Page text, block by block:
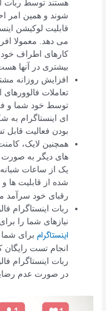
هستند توسط ربات
شوند و همین امر
قابلیت لوکیشن
می دهد. معمولا
کارهای اطراف خود
بیشتری در آنها
افزایش روزانه
تعاملات
توسط خود شما و
ای اینستاگرام به
بودن فعالیت
همچنین لایک،
های دیگر به صورت
یک از ساعات
شده از قابلیت ها و
رقبای خود سرآمد
ربات اینستاگرام
نیازهای شما را
اینستاگرام برای
انجام تست رایگان
در صورت عدم